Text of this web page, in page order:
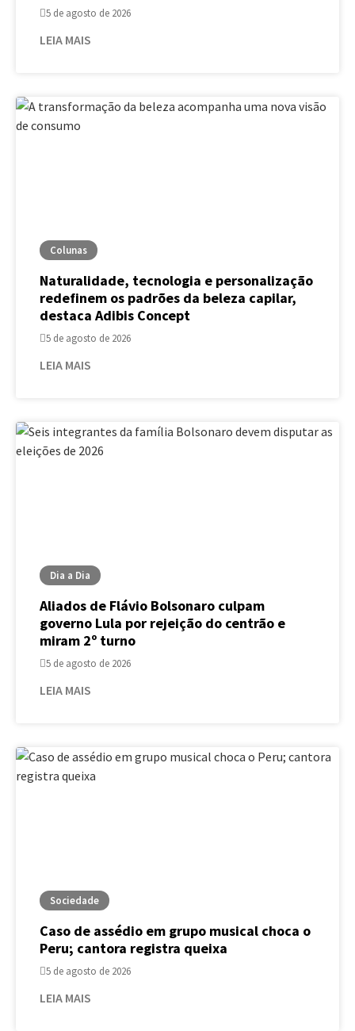
5 de agosto de 2026
LEIA MAIS
Colunas
Naturalidade, tecnologia e personalização
redefinem os padrões da beleza capilar,
destaca Adibis Concept
5 de agosto de 2026
LEIA MAIS
Dia a Dia
Aliados de Flávio Bolsonaro culpam
governo Lula por rejeição do centrão e
miram 2º turno
5 de agosto de 2026
LEIA MAIS
Sociedade
Caso de assédio em grupo musical choca o
Peru; cantora registra queixa
5 de agosto de 2026
LEIA MAIS